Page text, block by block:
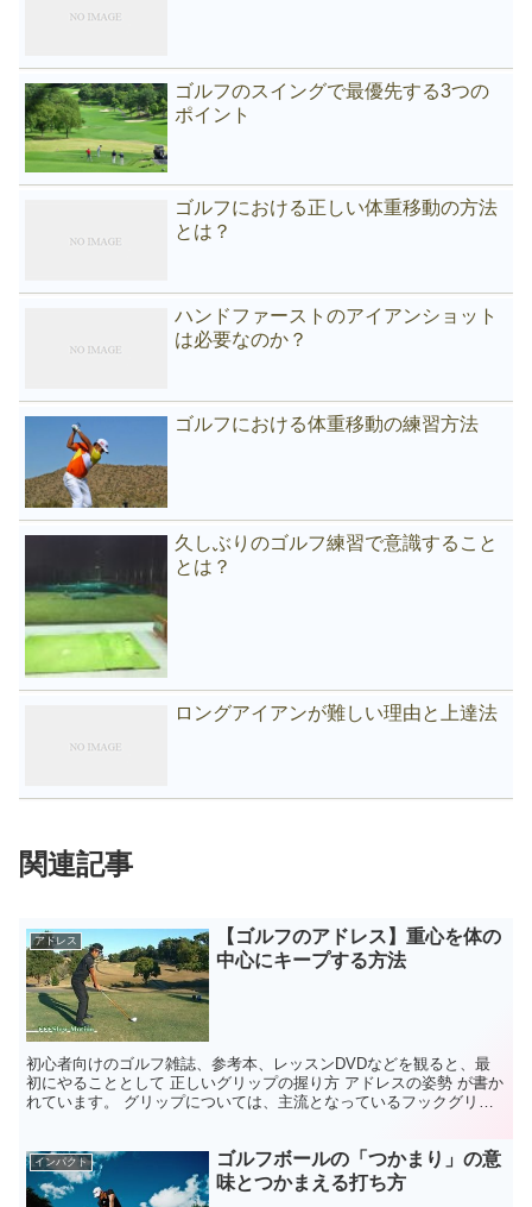
ゴルフのスイングで最優先する3つの
ポイント
ゴルフにおける正しい体重移動の方法
とは？
ハンドファーストのアイアンショット
は必要なのか？
ゴルフにおける体重移動の練習方法
久しぶりのゴルフ練習で意識すること
とは？
ロングアイアンが難しい理由と上達法
関連記事
アドレス
【ゴルフのアドレス】重心を体の
中心にキープする方法
初心者向けのゴルフ雑誌、参考本、レッスンDVDなどを観ると、最
初にやることとして 正しいグリップの握り方 アドレスの姿勢 が書か
れています。 グリップについては、主流となっているフックグリッ
インパクト
ゴルフボールの「つかまり」の意
味とつかまえる打ち方